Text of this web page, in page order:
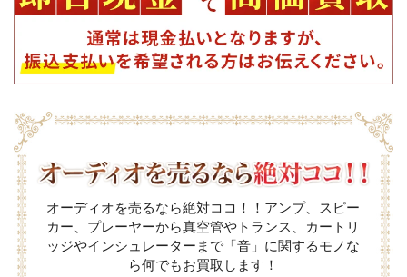
オーディオを売るなら絶対ココ！！アンプ、スピー
カー、プレーヤーから真空管やトランス、カートリ
ッジやインシュレーターまで「音」に関するモノな
ら何でもお買取します！